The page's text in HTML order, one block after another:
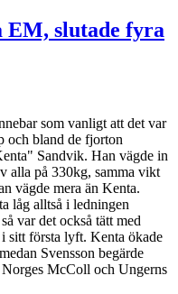
EM, slutade fyra
som vanligt att det var
och bland de fjorton
Sandvik. Han vägde in
alla på 330kg, samma vikt
vägde mera än Kenta.
låg alltså i ledningen
var det också tätt med
sitt första lyft. Kenta ökade
Svensson begärde
McColl och Ungerns